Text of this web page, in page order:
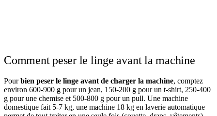
Comment peser le linge avant la machine
Pourbien peser le linge avant de charger la machine, comptez
environ 600-900 g pour un jean, 150-200 g pour un t-shirt, 250-400
g pour une chemise et 500-800 g pour un pull. Une machine
domestique fait 5-7 kg, une machine 18 kg en laverie automatique